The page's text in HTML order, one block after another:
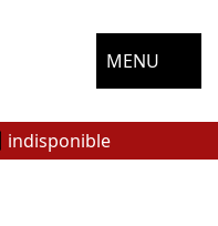
MENU
indisponible